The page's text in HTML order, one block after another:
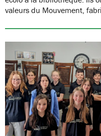
valeurs du Mouvement,